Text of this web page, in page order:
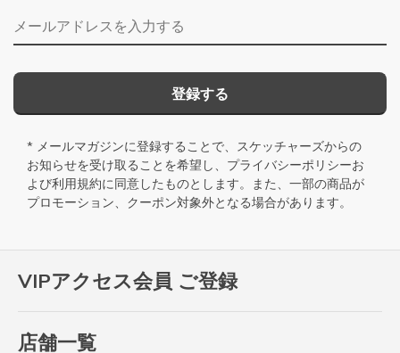
VIPアクセス会員 ご登録
店舗一覧
メールアドレス
登録する
* メールマガジンに登録することで、スケッチャーズからの
お知らせを受け取ることを希望し、 プライバシーポリシーお
よび利用規約に同意したものとします。また、一部の商品が
プロモーション、クーポン対象外となる場合があります。